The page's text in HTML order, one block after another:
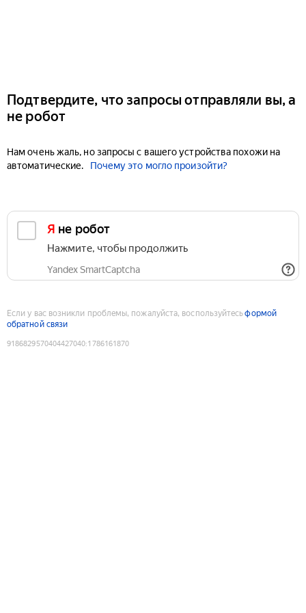
Подтвердите, что запросы отправляли вы, а
не робот
Нам очень жаль, но запросы с вашего устройства похожи на
автоматические.
Почему это могло произойти?
Я не робот
Нажмите, чтобы продолжить
Yandex SmartCaptcha
Если у вас возникли проблемы, пожалуйста, воспользуйтесьформой
обратной связи
9186829570404427040:1786161870